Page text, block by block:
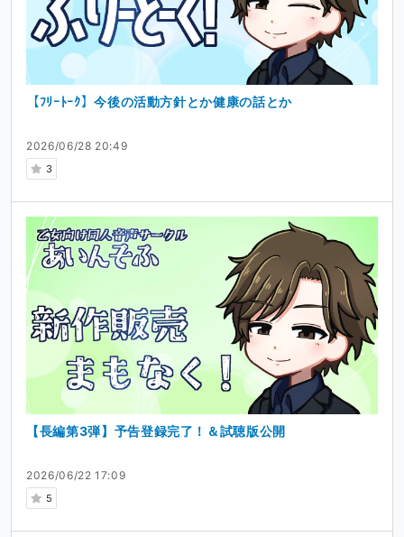
個別メッセージにつきましても、すべて目を通しておりま
す。
しかしながら昨今、活動者とリスナー様とのクローズドな
やり取りが、思わぬトラブルに発展するケースが散見され
ます。
ある種の性的なコンテンツを提供する一人の男性・一人の
を預けられる場所でありたいと願っています。
そのため、第三者の目に触れない場でのファンの方との個
人的なやり取り（DM等への返信）は、皆様の安全を第一
に守るため、一律で控えさせていただいております。
直接お返事できない歯痒さはありますが、音声作品のクオ
リティという“形”で必ずお返しいたしますので、何卒ご理
解いただけますと幸いです。
＃いただいた応援について
すべて無料でお楽しみいただけますが、もし作品や投稿を
気に入っていただき、チップ等のご支援をいただける場合
は、音声作品の制作費（マイク等の機材アップデート、デ
ザイン依頼費等）やファンサイトの運営など、より良い作
品を作るための活動費に全額充てさせていただきます。
まずはバイノーラルマイクの導入を第一に考えています！
皆様に育てていただけるお陰で、私は声優・クリエイター
として活動を続けることができます。最高の甘やかしボイ
スをお届けし続けますので、これからもどうぞよろしくお
願いいたします。
2026/06/28 20:49
3
【ﾌﾘｰﾄｰｸ】今後の活動方針とか健康の話とか
2026/06/22 17:09
5
【長編第3弾】予告登録完了！＆試聴版公開